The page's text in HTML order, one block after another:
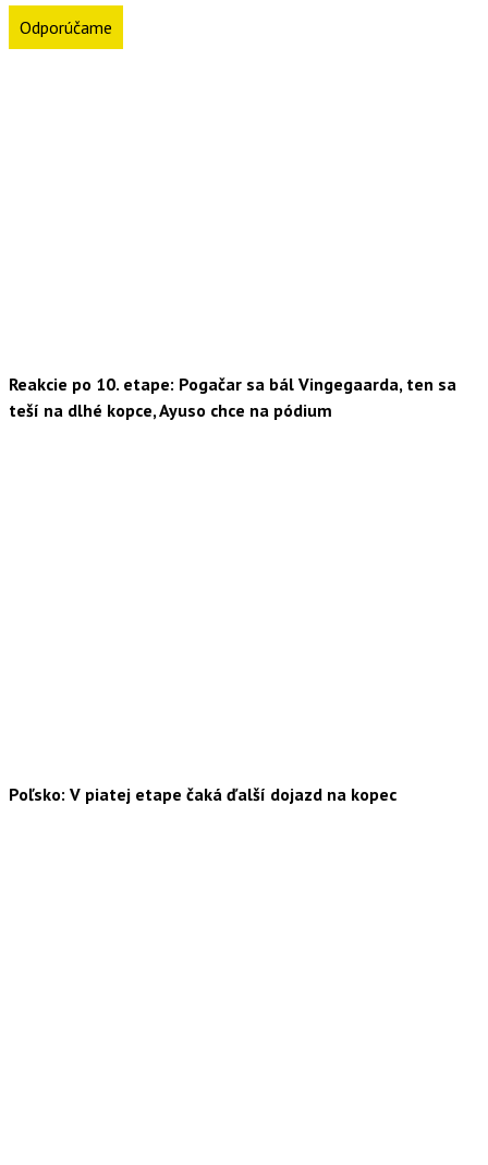
Odporúčame
Reakcie po 10. etape: Pogačar sa bál Vingegaarda, ten sa
teší na dlhé kopce, Ayuso chce na pódium
Poľsko: V piatej etape čaká ďalší dojazd na kopec